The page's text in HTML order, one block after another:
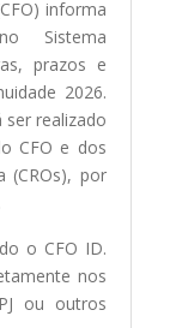
informa
Sistema
prazos e
2026.
realizado
CFO e dos
(CROs), por
o CFO ID.
nos
ou outros